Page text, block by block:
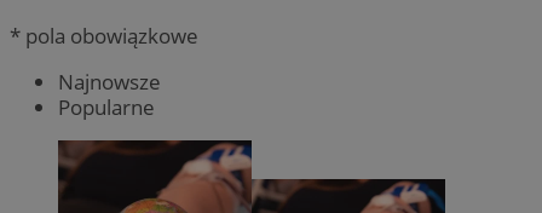
* pola obowiązkowe
Najnowsze
Popularne